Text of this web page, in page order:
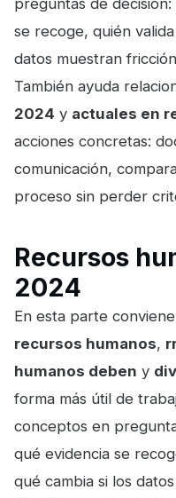
preguntas de
se recoge, quién
datos muestran
También ayuda
2024 y actuales en
acciones concretas:
comunicación,
proceso sin perder
Recursos
2024
En esta parte
recursos humanos,
humanos deben y
forma más útil de
conceptos en
qué evidencia se
qué cambia si los